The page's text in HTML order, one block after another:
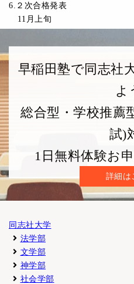
6.２次合格発表
11月上旬
早稲田塾で同志社
よ
総合型・学校推薦
試)
1日無料体験お
詳細は
同志社大学
法学部
文学部
神学部
社会学部